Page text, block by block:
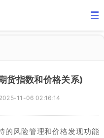
货指数和价格关系)
2025-11-06 02:16:14
的风险管理和价格发现功能